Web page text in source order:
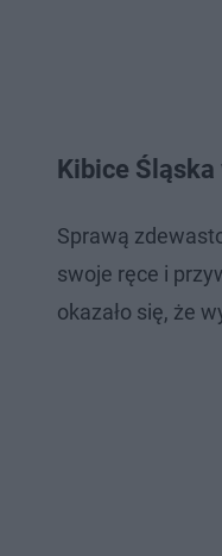
Kibice
Sprawą
swoje ręce i
okazało się, że